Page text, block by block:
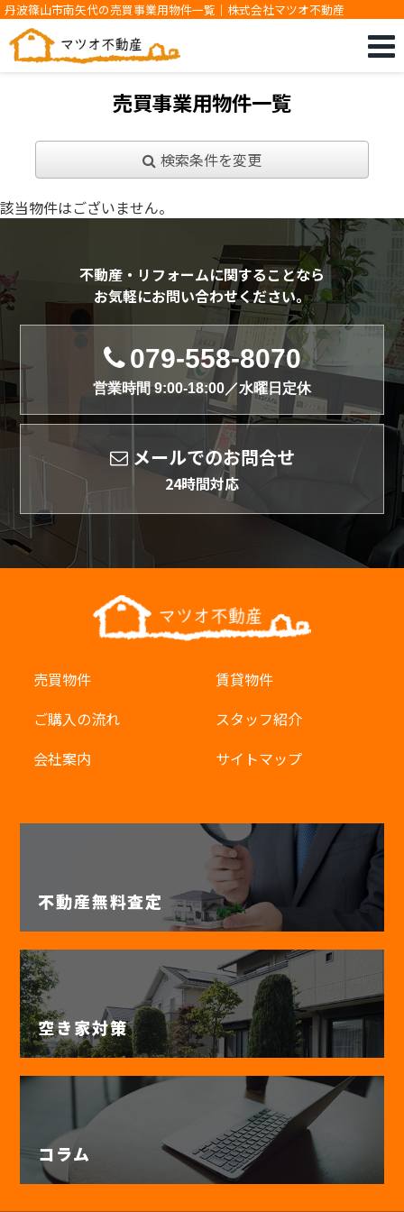
丹波篠山市南矢代の売買事業用物件一覧｜株式会社マツオ不動産
売買事業用物件一覧
検索条件を変更
該当物件はございません。
不動産・リフォームに関することなら
お気軽にお問い合わせください。
079-558-8070
営業時間 9:00-18:00／水曜日定休
メールでのお問合せ
24時間対応
売買物件
賃貸物件
ご購入の流れ
スタッフ紹介
会社案内
サイトマップ
不動産無料査定
空き家対策
コラム